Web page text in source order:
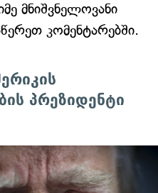
მნიშვნელოვანი
კომენტარებში.
პრეზიდენტი